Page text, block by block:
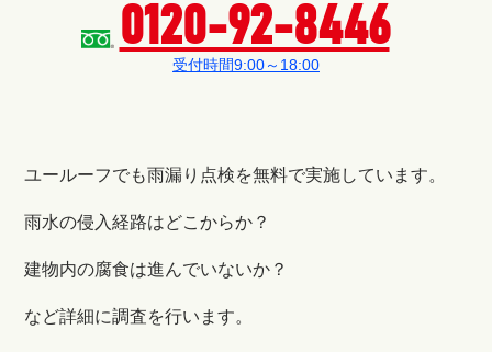
0120-92-8446
受付時間9:00～18:00
ユールーフでも雨漏り点検を無料で実施しています。
雨水の侵入経路はどこからか？
建物内の腐食は進んでいないか？
など詳細に調査を行います。